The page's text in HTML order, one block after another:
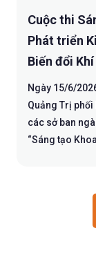
Cuộc thi
Phát triển
Biến đổi
Ngày 15/6/
Quảng Trị phối
các sở ban
“Sáng tạo